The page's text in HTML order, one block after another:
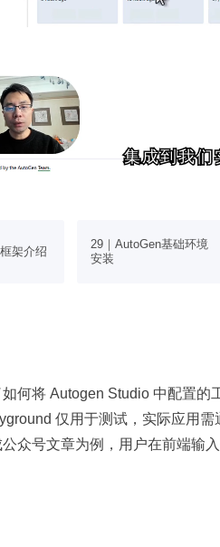
集成到我们
集成到我们
架介绍
29｜AutoGen基础环境
安装
何将 Autogen Studio 中配置
仅用于测试，实际应用
众号文章为例，用户在前端输
建字幕、处理文本等步骤，最终